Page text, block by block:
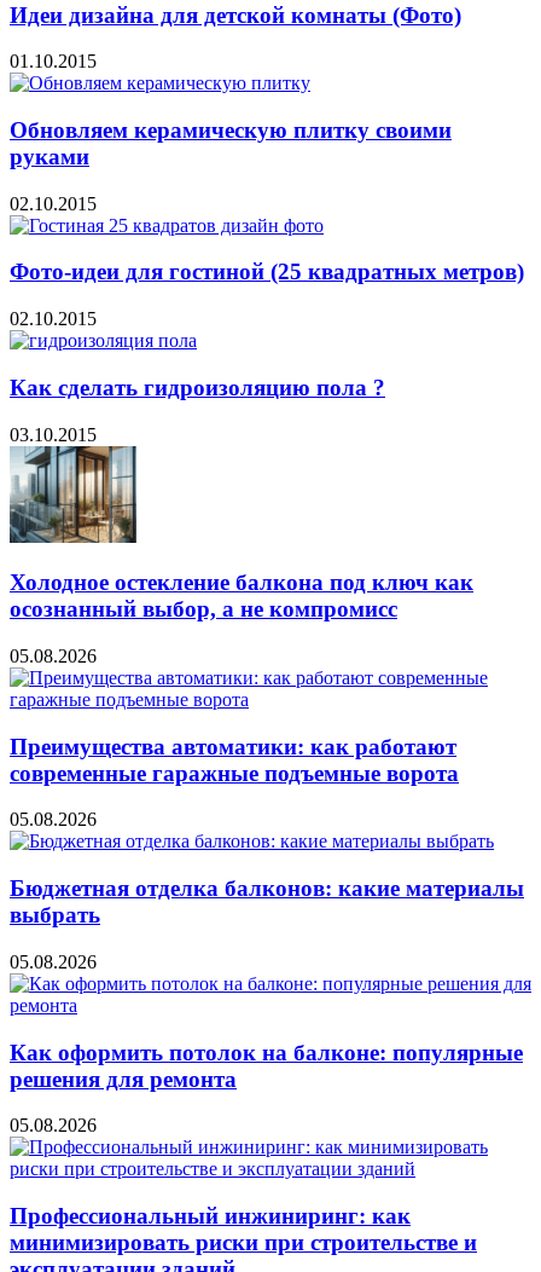
Идеи дизайна для детской комнаты (Фото)
01.10.2015
Обновляем керамическую плитку своими
руками
02.10.2015
Фото-идеи для гостиной (25 квадратных метров)
02.10.2015
Как сделать гидроизоляцию пола ?
03.10.2015
Холодное остекление балкона под ключ как
осознанный выбор, а не компромисс
05.08.2026
Преимущества автоматики: как работают
современные гаражные подъемные ворота
05.08.2026
Бюджетная отделка балконов: какие материалы
выбрать
05.08.2026
Как оформить потолок на балконе: популярные
решения для ремонта
05.08.2026
Профессиональный инжиниринг: как
минимизировать риски при строительстве и